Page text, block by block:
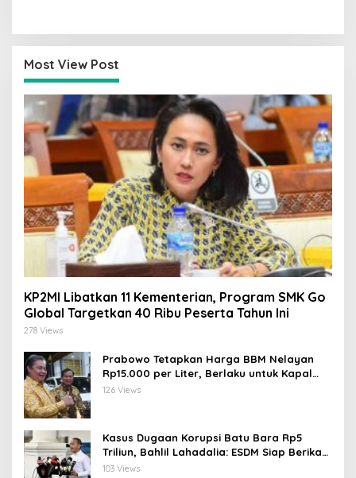
Most View Post
KP2MI Libatkan 11 Kementerian, Program SMK Go
Global Targetkan 40 Ribu Peserta Tahun Ini
278 Views
Prabowo Tetapkan Harga BBM Nelayan
Rp15.000 per Liter, Berlaku untuk Kapal
30-200 GT
126 Views
Kasus Dugaan Korupsi Batu Bara Rp5
Triliun, Bahlil Lahadalia: ESDM Siap Berikan
Data
103 Views